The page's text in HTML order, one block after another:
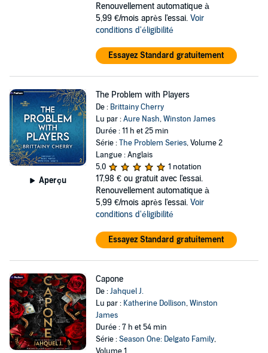
Renouvellement automatique à
5,99 €/mois après l'essai. Voir
conditions d'éligibilité
Essayez Standard gratuitement
Aperçu
The Problem with Players
De : Brittainy Cherry
Lu par :Aure Nash,Winston James
Durée : 11 h et 25 min
Série :The Problem Series, Volume 2
Langue : Anglais
5,0
1 notation
17,98 € ou gratuit avec l'essai.
Renouvellement automatique à
5,99 €/mois après l'essai. Voir
conditions d'éligibilité
Essayez Standard gratuitement
Capone
De :Jahquel J.
Lu par : Katherine Dollison,Winston
James
Durée : 7 h et 54 min
Série :Season One: Delgato Family,